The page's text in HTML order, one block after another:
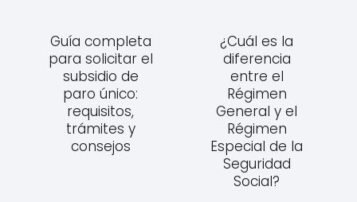
Guía completa
para solicitar el
subsidio de
paro único:
requisitos,
trámites y
consejos
¿Cuál es la
diferencia
entre el
Régimen
General y el
Régimen
Especial de la
Seguridad
Social?